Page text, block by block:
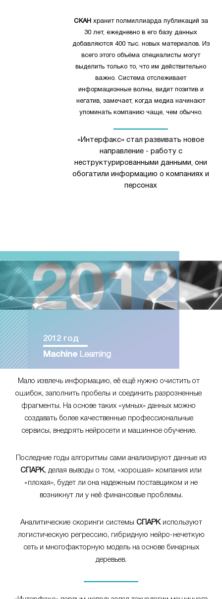
СКАН хранит полмиллиарда публикаций за
30 лет, ежедневно в его базу данных
добавляются 400 тыс. новых материалов. Из
всего этого объёма специалисты могут
выделить только то, что им действительно
важно. Система отслеживает
информационные волны, видит позитив и
негатив, замечает, когда медиа начинают
упоминать компанию чаще, чем обычно.
«Интерфакс» стал развивать новое
направление - работу с
неструктурированными данными, они
обогатили информацию о компаниях и
персонах
2012 год
Machine Learning
Мало извлечь информацию, её ещё нужно очистить от
ошибок, заполнить пробелы и соединить разрозненные
фрагменты. На основе таких «умных» данных можно
создавать более качественные профессиональные
сервисы, внедрять нейросети и машинное обучение.
Последние годы алгоритмы сами анализируют данные из
СПАРК, делая выводы о том, «хорошая» компания или
«плохая», будет ли она надежным поставщиком и не
возникнут ли у неё финансовые проблемы.
Аналитические скоринги системы СПАРКиспользуют
логистическую регрессию, гибридную нейро-нечеткую
сеть и многофакторную модель на основе бинарных
деревьев.